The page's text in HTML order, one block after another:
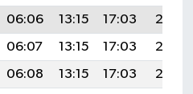
06:06 13:15 17:03
20:15
06:07 13:15 17:03
20:13
06:08 13:15 17:03
20:12